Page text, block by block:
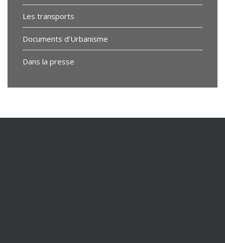
Les transports
Documents d’Urbanisme
Dans la presse